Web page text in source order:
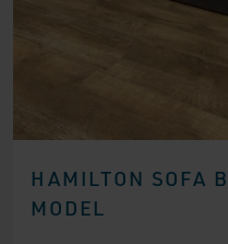
HAMILTON SOFA
MODEL